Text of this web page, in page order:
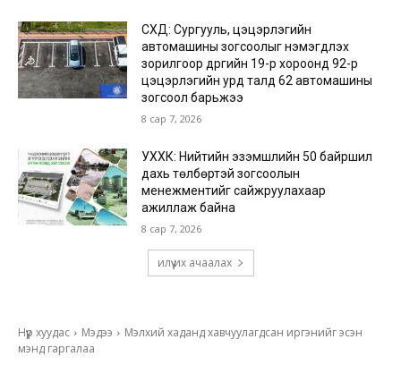
СХД: Сургууль, цэцэрлэгийн
автомашины зогсоолыг нэмэгдүүлэх
зорилгоор дүүргийн 19-р хороонд 92-р
цэцэрлэгийн урд талд 62 автомашины
зогсоол барьжээ
8 сар 7, 2026
УХХК: Нийтийн эзэмшлийн 50 байршил
дахь төлбөртэй зогсоолын
менежментийг сайжруулахаар
ажиллаж байна
8 сар 7, 2026
илүү их ачаалах